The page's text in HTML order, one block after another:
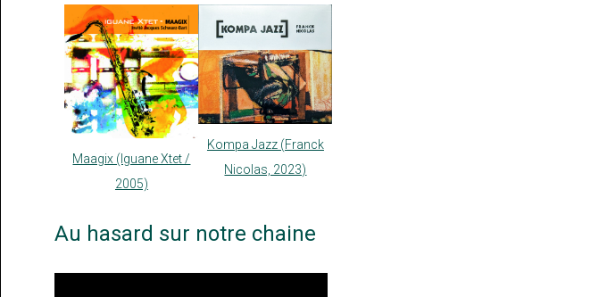
Maagix (Iguane Xtet /
2005)
Kompa Jazz (Franck
Nicolas, 2023)
Au hasard sur notre chaine